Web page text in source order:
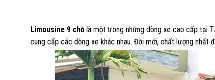
Limousine 9 chỗ là một trong những dòng xe cao cấp tại
cung cấp các dòng xe khác nhau. Đời mới, chất lượng nhất